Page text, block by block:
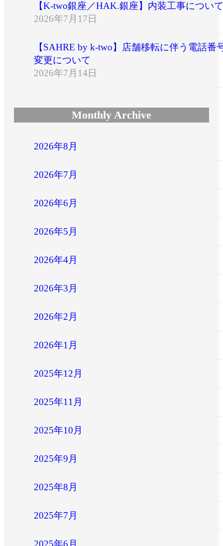
【K-two銀座／HAK.銀座】内装工事について
2026年7月17日
【SAHRE by k-two】店舗移転に伴う電話番
変更について
2026年7月14日
Monthly Archive
2026年8月
2026年7月
2026年6月
2026年5月
2026年4月
2026年3月
2026年2月
2026年1月
2025年12月
2025年11月
2025年10月
2025年9月
2025年8月
2025年7月